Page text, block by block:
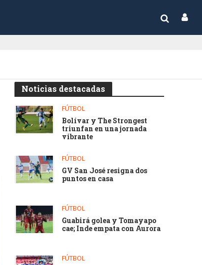
Noticias destacadas
FÚTBOL
Bolívar y The Strongest
triunfan en una jornada
vibrante
FÚTBOL
GV San José resigna dos
puntos en casa
FÚTBOL
Guabirá golea y Tomayapo
cae; Inde empata con Aurora
FÚTBOL